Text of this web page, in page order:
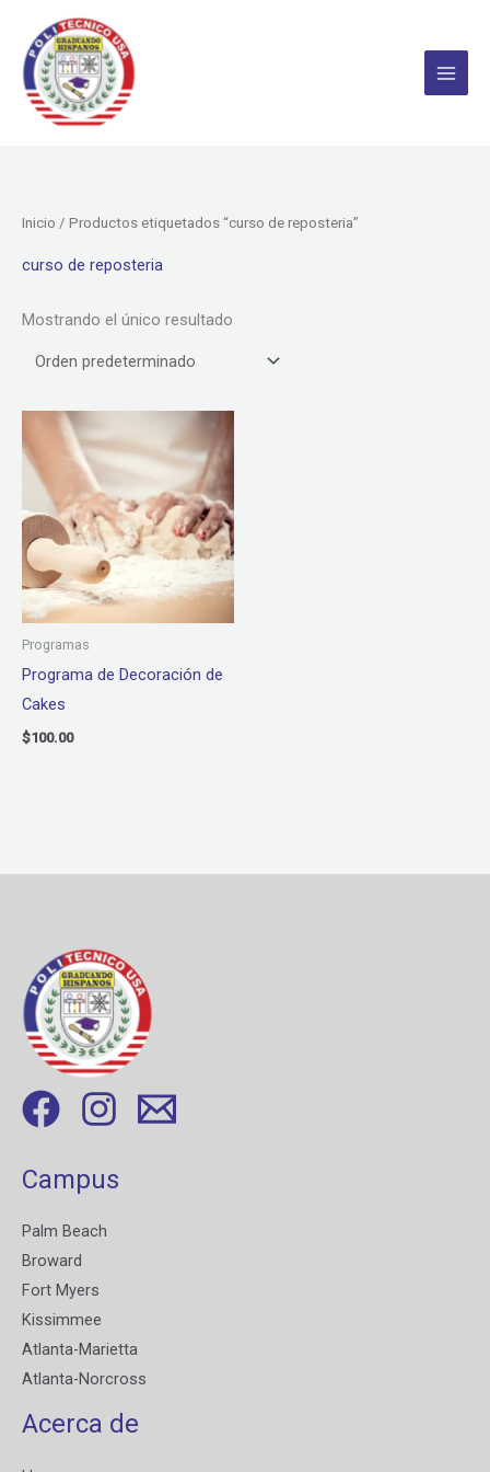
contenido
Inicio / Productos etiquetados “curso de reposteria”
curso de reposteria
Mostrando el único resultado
Programas
Programa de Decoración de
Cakes
$100.00
Campus
Palm Beach
Broward
Fort Myers
Kissimmee
Atlanta-Marietta
Atlanta-Norcross
Acerca de